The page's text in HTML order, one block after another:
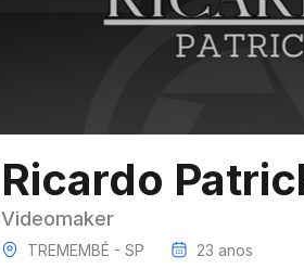
Ricardo
Videomaker
TREMEMBÉ - SP 23 anos